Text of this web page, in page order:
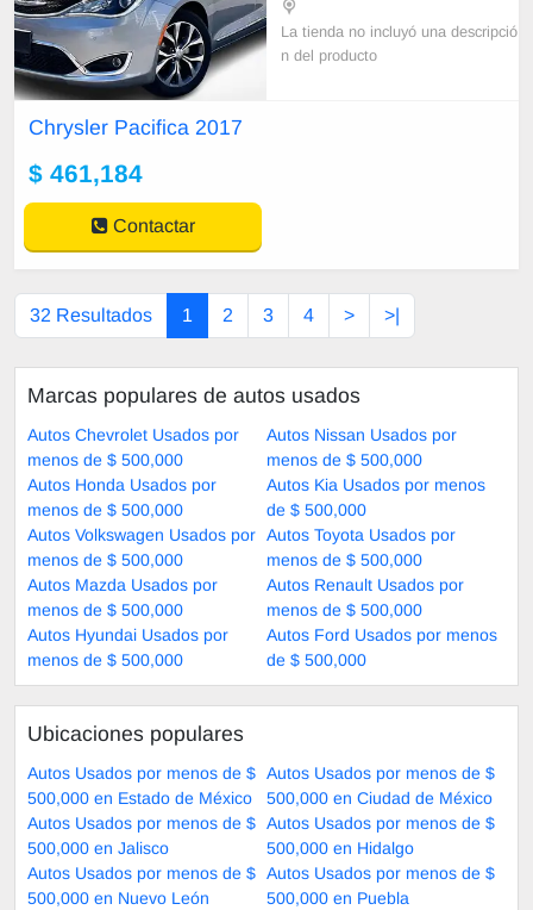
La tienda no incluyó una descripció
n del producto
Chrysler Pacifica 2017
$ 461,184
Contactar
32 Resultados 1 2 3 4 > >|
Marcas populares de autos usados
Autos Chevrolet Usados por
menos de $ 500,000
Autos Nissan Usados por
menos de $ 500,000
Autos Honda Usados por
menos de $ 500,000
Autos Kia Usados por menos
de $ 500,000
Autos Volkswagen Usados por
menos de $ 500,000
Autos Toyota Usados por
menos de $ 500,000
Autos Mazda Usados por
menos de $ 500,000
Autos Renault Usados por
menos de $ 500,000
Autos Hyundai Usados por
menos de $ 500,000
Autos Ford Usados por menos
de $ 500,000
Ubicaciones populares
Autos Usados por menos de $
500,000 en Estado de México
Autos Usados por menos de $
500,000 en Ciudad de México
Autos Usados por menos de $
500,000 en Jalisco
Autos Usados por menos de $
500,000 en Hidalgo
Autos Usados por menos de $
500,000 en Nuevo León
Autos Usados por menos de $
500,000 en Puebla